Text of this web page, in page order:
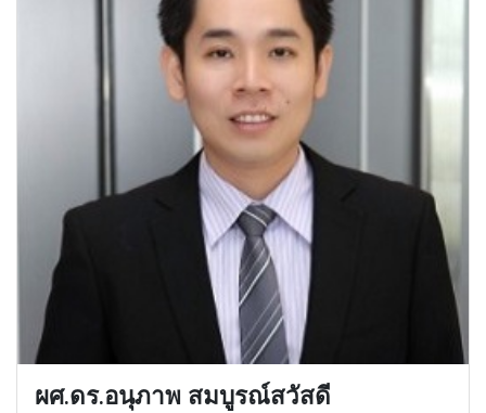
ผศ.ดร.อนุภาพ สมบูรณ์สวัสดี